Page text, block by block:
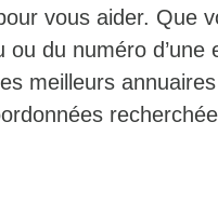
vous aider. Que
du numéro d’une
meilleurs